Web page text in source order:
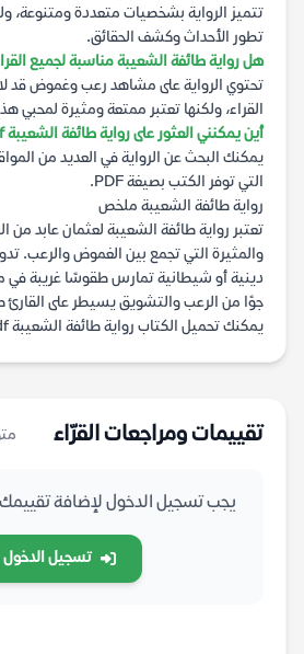
تتميز الرواية بشخصيات متعددة
تطور الأحداث وكشف الحقائق.
هل رواية طائفة الشعيبة مناسبة لجميع
تحتوي الرواية على مشاهد رعب وغموض قد
القراء، ولكنها تعتبر ممتعة ومثيرة لمحبي
أين يمكنني العثور على رواية طائفة الشعيبة pdf؟
يمكنك البحث عن الرواية في العديد من
التي توفر الكتب بصيغة PDF.
رواية طائفة الشعيبة ملخص
تعتبر رواية طائفة الشعيبة لعثمان عابد من
والمثيرة التي تجمع بين الغموض والرعب.
دينية أو شيطانية تمارس طقوسًا غريبة في
جوًا من الرعب والتشويق يسيطر على القارئ
يمكنك تحميل الكتاب رواية طائفة الشعيبة pdf مجانا على موقعنا.
تقييمات ومراجعات القرّاء
يجب تسجيل الدخول لإضافة
تسجيل الدخول